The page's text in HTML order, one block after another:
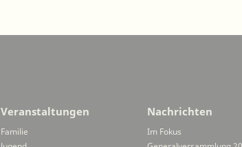
Veranstaltungen
Familie
Nachrichten
Im Fokus